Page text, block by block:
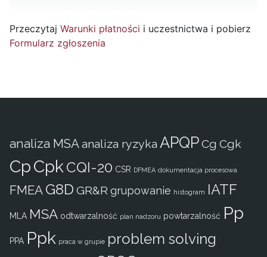
Przeczytaj Warunki płatności i uczestnictwa i pobierz
Formularz zgłoszenia
analiza MSAanaliza ryzyka APQPCg Cgk
CpCpkCQI-20 CSR DFMEA dokumentacja procesowa
FMEA G8D GR&R grupowanie histogram IATF
MLA MSA odtwarzalność plan nadzoru powtarzalność Pp
PPA Ppk praca w grupie problem solving